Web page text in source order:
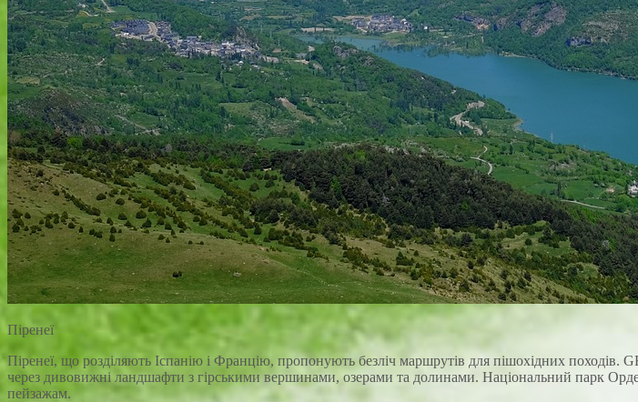
Піренеї
Піренеї, що розділяють Іспанію і Францію, пропонують безліч маршрутів для пішохідних
через дивовижні ландшафти з гірськими вершинами, озерами та долинами. Національний парк
пейзажам.